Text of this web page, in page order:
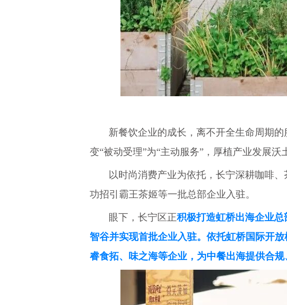
新餐饮企业的成长，离不开全生命周期
变“被动受理”为“主动服务”，厚植产业发展沃
以时尚消费产业为依托，长宁深耕咖啡
功招引霸王茶姬等一批总部企业入驻。
眼下，长宁区正积极打造虹桥出海企业
智谷并实现首批企业入驻。依托虹桥国际开
睿食拓、味之海等企业，为中餐出海提供合规